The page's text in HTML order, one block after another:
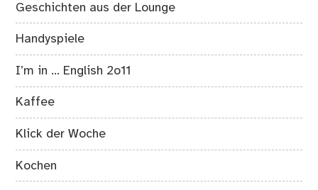
Geschichten aus der Lounge
Handyspiele
I’m in … English 2o11
Kaffee
Klick der Woche
Kochen